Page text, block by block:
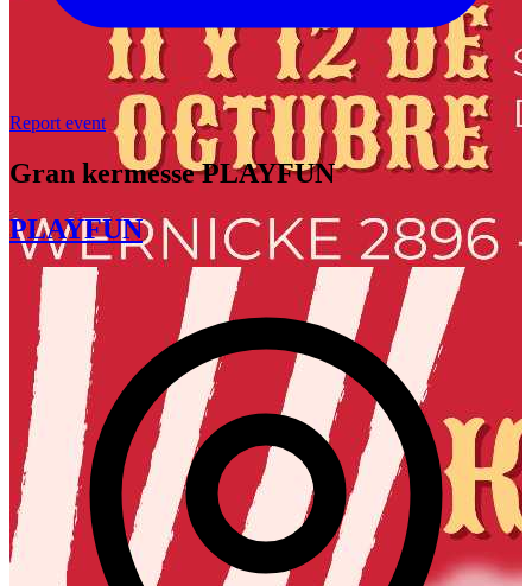
Report event
Gran kermesse PLAYFUN
PLAYFUN